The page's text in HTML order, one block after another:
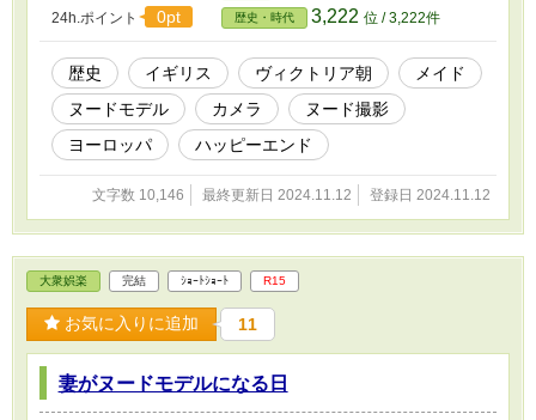
24h.ポイント 0pt 歴史・時代 3,222 位 / 3,222件
歴史 イギリス ヴィクトリア朝
メイド
ヌードモデル
カメラ
ヌード撮影
ヨーロッパ
ハッピーエンド
文字数 10,146 最終更新日 2024.11.12 登録日 2024.11.12
大衆娯楽 完結 ｼｮｰﾄｼｮｰﾄ R15
お気に入りに追加 11
妻がヌードモデルになる日